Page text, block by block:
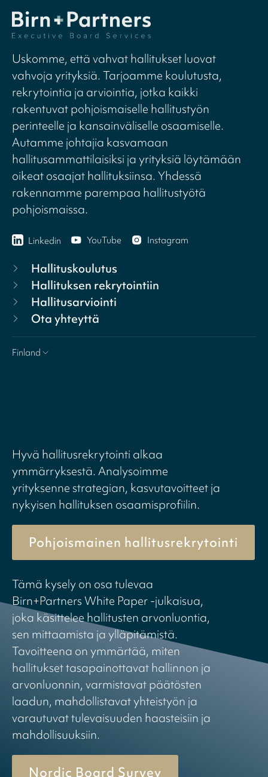
Uskomme, että vahvat hallitukset luovat
vahvoja yrityksiä. Tarjoamme koulutusta,
rekrytointia ja arviointia, jotka kaikki
rakentuvat pohjoismaiselle hallitustyön
perinteelle ja kansainväliselle osaamiselle.
Autamme johtajia kasvamaan
hallitusammattilaisiksi ja yrityksiä löytämään
oikeat osaajat hallituksiinsa. Yhdessä
rakennamme parempaa hallitustyötä
pohjoismaissa.
Linkedin YouTube Instagram
Hallituskoulutus
Hallituksen rekrytointiin
Hallitusarviointi
Ota yhteyttä
Finland
Hyvä hallitusrekrytointi alkaa
ymmärryksestä. Analysoimme
yrityksenne strategian, kasvutavoitteet ja
nykyisen hallituksen osaamisprofiilin.
Pohjoismainen hallitusrekrytointi
Tämä kysely on osa tulevaa
Birn+Partners White Paper -julkaisua,
joka käsittelee hallitusten arvonluontia,
sen mittaamista ja ylläpitämistä.
Tavoitteena on ymmärtää, miten
hallitukset tasapainottavat hallinnon ja
arvonluonnin, varmistavat päätösten
laadun, mahdollistavat yhteistyön ja
varautuvat tulevaisuuden haasteisiin ja
mahdollisuuksiin.
Nordic Board Survey